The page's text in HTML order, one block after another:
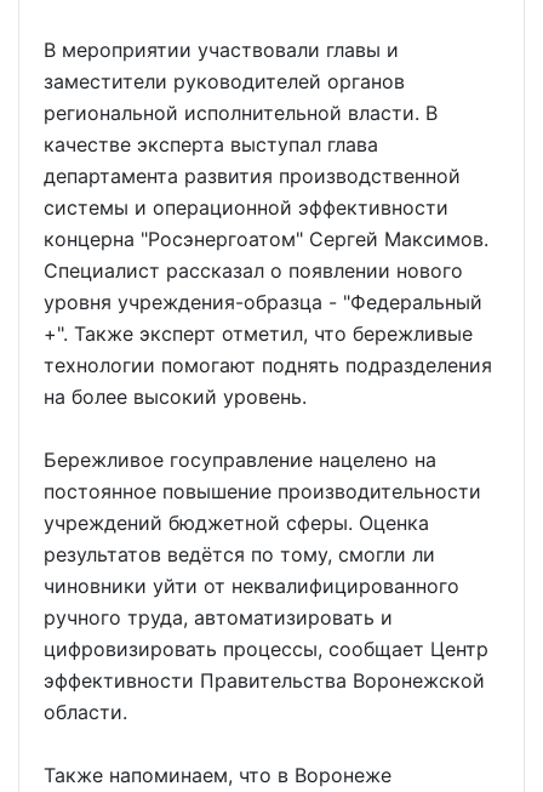
В мероприятии участвовали главы и
заместители руководителей органов
региональной исполнительной власти. В
качестве эксперта выступал глава
департамента развития производственной
системы и операционной эффективности
концерна "Росэнергоатом" Сергей Максимов.
Специалист рассказал о появлении нового
уровня учреждения-образца - "Федеральный
+". Также эксперт отметил, что бережливые
технологии помогают поднять подразделения
на более высокий уровень.
Бережливое госуправление нацелено на
постоянное повышение производительности
учреждений бюджетной сферы. Оценка
результатов ведётся по тому, смогли ли
чиновники уйти от неквалифицированного
ручного труда, автоматизировать и
цифровизировать процессы, сообщает Центр
эффективности Правительства Воронежской
области.
Также напоминаем, что в Воронеже